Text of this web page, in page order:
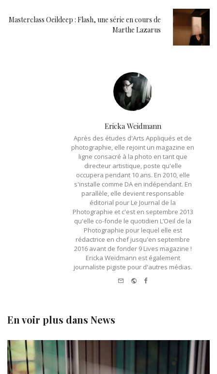
Masterclass Oeildeep : Flash, une série en cours de
Marthe Lazarus
Ericka Weidmann
Après des études d'Arts Appliqués et de
photographie, elle rejoint un magazine en
ligne consacré à la photo en tant que
directeur artistique, poste qu'elle
occupera pendant 10 ans. En 2010, elle
s'installe comme DA en indépendant. En
parallèle, elle devient responsable
éditorial pour Le Journal de la
Photographie et c'est en septembre 2013
qu'elle co-fonde le quotidien L’Oeil de la
Photographie pour lequel elle est
rédactrice en chef jusqu'en septembre
2016 avant de fonder 9 Lives magazine !
Ericka Weidmann est également
journaliste pigiste pour d'autres médias.
Website
Facebook
En voir plus dans News